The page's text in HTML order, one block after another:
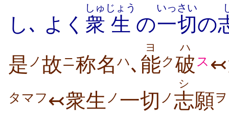
し､ よく 衆
しゅ
生
じょう
の一切
いっさい
の
是 ノ 故ニ称名 ハ､ 能
ヨ
ク 破
ハ
ス ↢
タマフ ↢衆生 ノ 一切 ノ 志
シ
願ヲ